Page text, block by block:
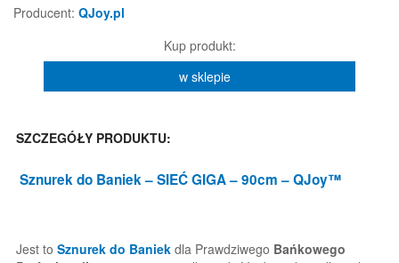
Producent: QJoy.pl
Kup produkt:
w sklepie
SZCZEGÓŁY PRODUKTU:
Sznurek do Baniek– SIEĆ GIGA – 90cm – QJoy™
Jest to Sznurek do Baniek dla Prawdziwego Bańkowego